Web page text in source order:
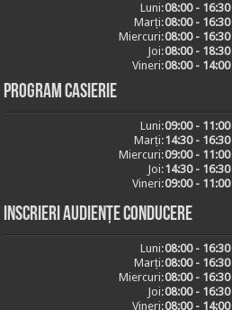
Luni:08:00 - 16:30
Marți:08:00 - 16:30
Miercuri:08:00 - 16:30
Joi:08:00 - 18:30
Vineri:08:00 - 14:00
Program casierie
Luni:09:00 - 11:00
Marți:14:30 - 16:30
Miercuri:09:00 - 11:00
Joi:14:30 - 16:30
Vineri:09:00 - 11:00
Inscrieri audiențe conducere
Luni:08:00 - 16:30
Marți:08:00 - 16:30
Miercuri:08:00 - 16:30
Joi:08:00 - 16:30
Vineri:08:00 - 14:00